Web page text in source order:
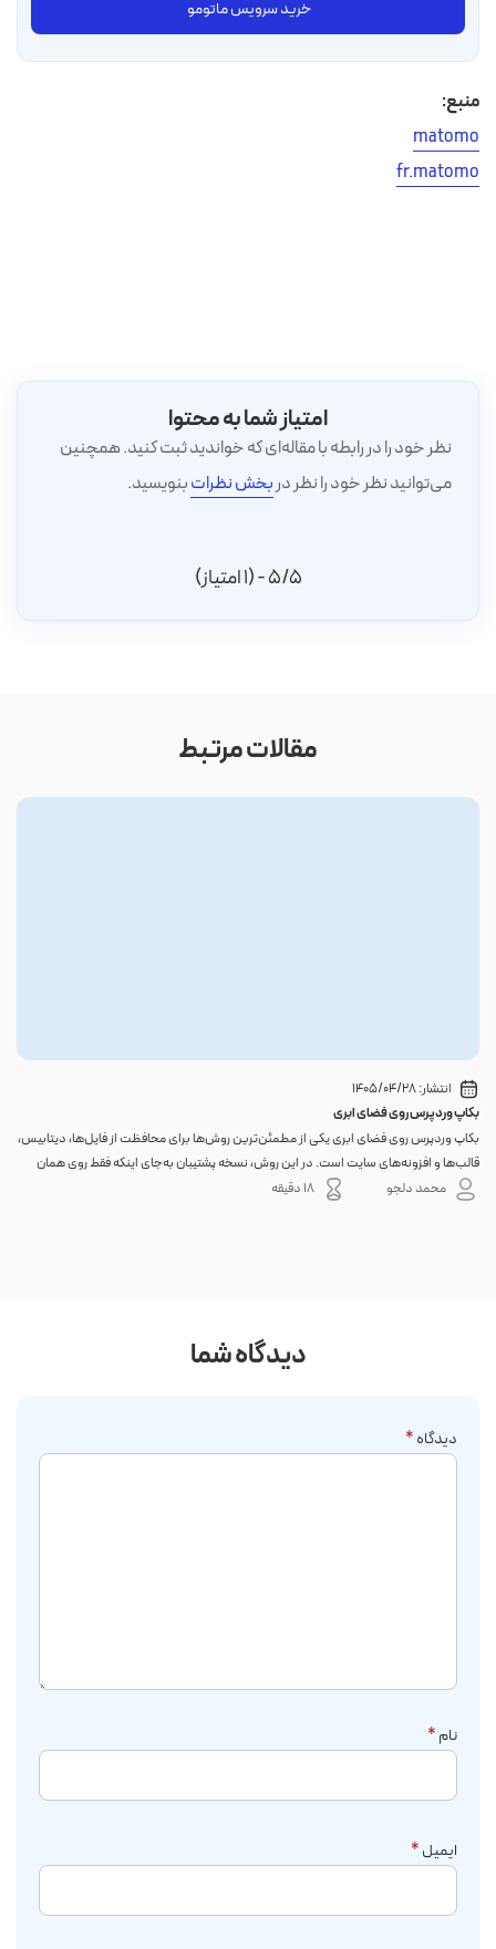
خرید سرویس ماتومو
منبع:
matomo
fr.matomo
امتیاز شما به محتوا
نظر خود را در رابطه با مقاله‌ای که خواندید ثبت کنید. همچنین
می‌توانید نظر خود را نظر در بخش نظراتبنویسید.
5/5 - (1 امتیاز)
مقالات مرتبط
انتشار:1405/04/28
بکاپ وردپرس روی فضای ابری
بکاپ وردپرس روی فضای ابری یکی از مطمئن‌ترین روش‌ها برای محافظت از فایل‌ها، دیتابیس،
قالب‌ها و افزونه‌های سایت است. در این روش، نسخه پشتیبان به‌جای اینکه فقط روی همان
هاست اصلی باقی بماند، به یک فضای جداگانه منتقل می‌شود؛ بنابراین خرابی سرور، هک
محمد دلجو 18 دقیقه
دیدگاه شما
دیدگاه*
نام*
ایمیل*